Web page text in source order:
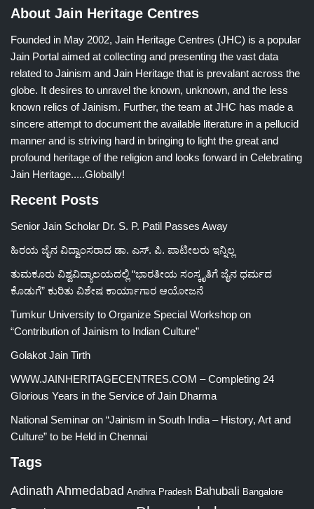
About Jain Heritage Centres
Founded in May 2002, Jain Heritage Centres (JHC) is a popular
Jain Portal aimed at collecting and presenting the vast data
related to Jainism and Jain Heritage that is prevalant across the
globe. It desires to unravel the known, unknown, and the less
known relics of Jainism. Further, the team at JHC has made a
sincere attempt to document the available literature in a pellucid
manner and is striving hard in bringing to light the great and
profound heritage of the religion and looks forward in Celebrating
Jain Heritage.....Globally!
Recent Posts
Senior Jain Scholar Dr. S. P. Patil Passes Away
ಹಿರಯ ಜೈನ ವಿದ್ವಾಂಸರಾದ ಡಾ. ಎಸ್. ಪಿ. ಪಾಟೀಲರು ಇನ್ನಿಲ್ಲ
ತುಮಕೂರು ವಿಶ್ವವಿದ್ಯಾಲಯದಲ್ಲಿ “ಭಾರತೀಯ ಸಂಸ್ಕೃತಿಗೆ ಜೈನ ಧರ್ಮದ
ಕೊಡುಗೆ” ಕುರಿತು ವಿಶೇಷ ಕಾರ್ಯಾಗಾರ ಆಯೋಜನೆ
Tumkur University to Organize Special Workshop on
“Contribution of Jainism to Indian Culture”
Golakot Jain Tirth
WWW.JAINHERITAGECENTRES.COM – Completing 24
Glorious Years in the Service of Jain Dharma
National Seminar on “Jainism in South India – History, Art and
Culture” to be Held in Chennai
Tags
Adinath Ahmedabad Andhra Pradesh Bahubali Bangalore